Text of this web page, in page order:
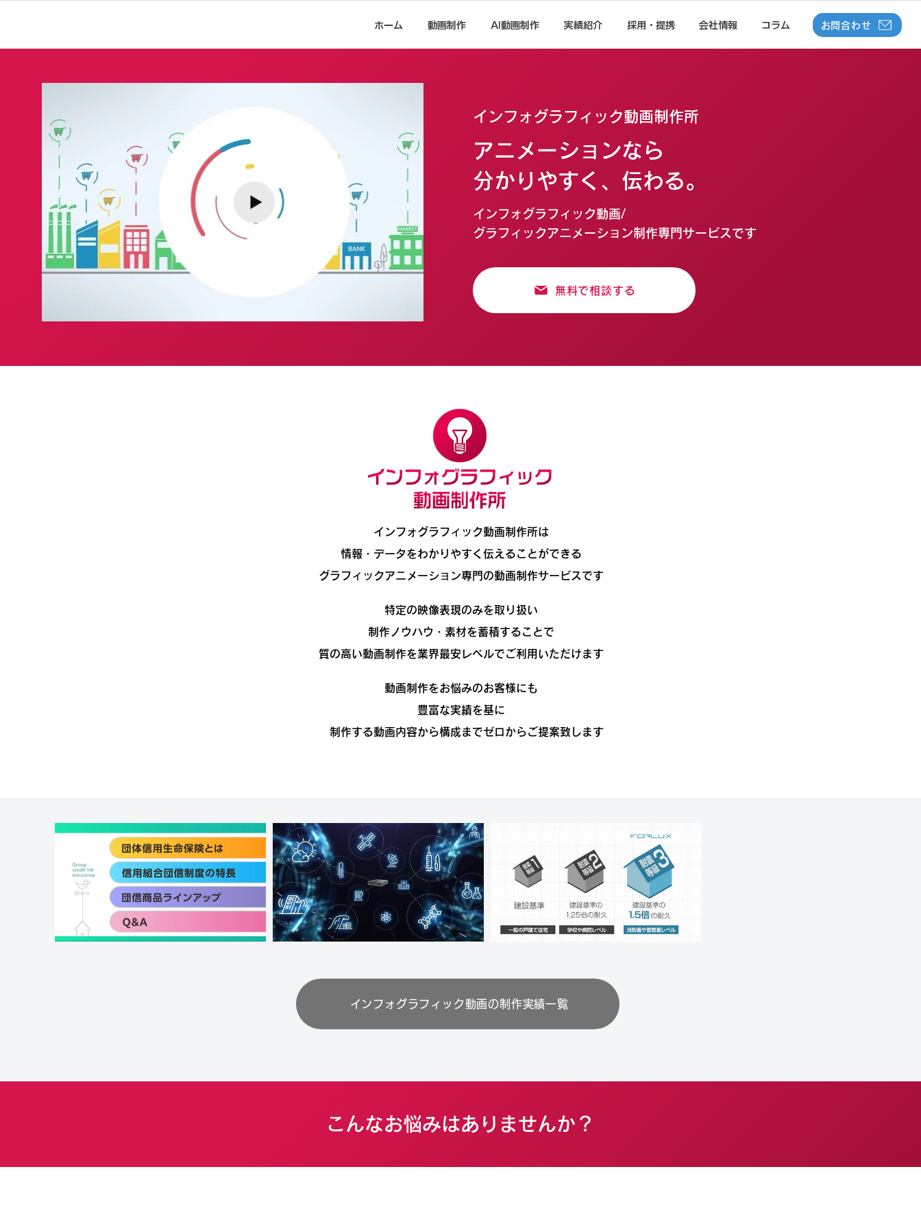
ホーム 動画制作 AI動画制作 実績紹介 採用・提携 会社情報 コラム お問合わせ
インフォグラフィック動画制作所
アニメーションなら
分かりやすく、伝わる。
インフォグラフィック動画/
グラフィックアニメーション制作専門サービスです
無料で相談する
インフォグラフィック動画制作所は
情報・データをわかりやすく伝えることができる
グラフィックアニメーション専門の動画制作サービスです
特定の映像表現のみを取り扱い
制作ノウハウ・素材を蓄積することで
質の高い動画制作を業界最安レベルでご利用いただけます
動画制作をお悩みのお客様にも
豊富な実績を基に
制作する動画内容から構成までゼロからご提案致します
インフォグラフィック動画の制作実績一覧
こんなお悩みはありませんか？